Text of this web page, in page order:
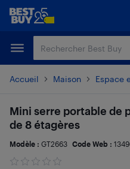
Passer
principal
Passer
Accueil Maison Espace
Mini serre portable de
de 8 étagères
Modèle : GT2663 Code Web :